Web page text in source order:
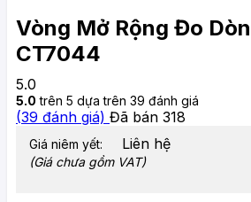
Vòng Mở Rộng Đo
CT7044
5.0
5.0 trên 5 dựa trên 39 đánh giá
(39 đánh giá) Đã bán 318
Giá niêm yết: Liên hệ
(Giá chưa gồm VAT)